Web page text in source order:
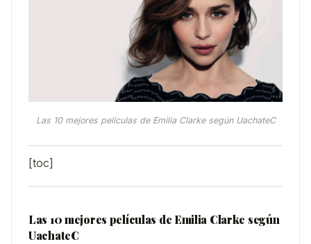
Las 10 mejores películas de Emilia Clarke según UachateC
[toc]
Las 10 mejores películas de Emilia Clarke según
UachateC